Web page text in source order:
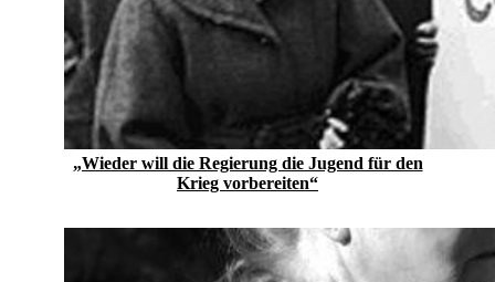
„Wieder will die Regierung die Jugend für den
Krieg vorbereiten“